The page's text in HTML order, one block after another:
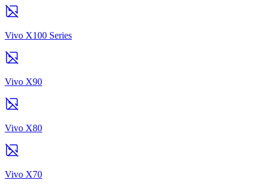
Vivo X100 Series
Vivo X90
Vivo X80
Vivo X70